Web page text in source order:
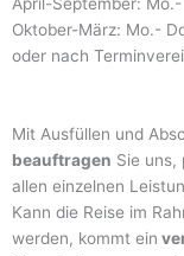
Oktober-März: Mo.-
oder nach
Mit Ausfüllen und
beauftragen Sie uns,
allen einzelnen
Kann die Reise im
werden, kommt ein